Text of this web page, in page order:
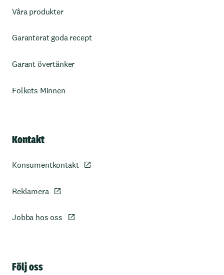
Våra produkter
Garanterat goda recept
Garant övertänker
Folkets Minnen
Kontakt
Konsumentkontakt
Reklamera
Jobba hos oss
Följ oss